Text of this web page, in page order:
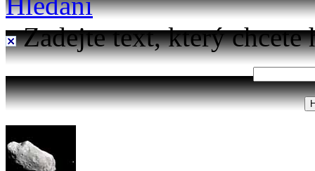
Zadejte text, který chcete